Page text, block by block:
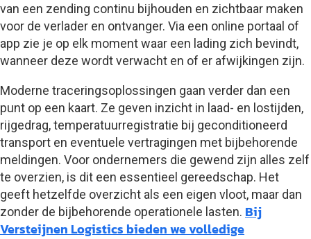
van een zending continu bijhouden en zichtbaar maken
voor de verlader en ontvanger. Via een online portaal of
app zie je op elk moment waar een lading zich bevindt,
wanneer deze wordt verwacht en of er afwijkingen zijn.
Moderne traceringsoplossingen gaan verder dan een
punt op een kaart. Ze geven inzicht in laad- en lostijden,
rijgedrag, temperatuurregistratie bij geconditioneerd
transport en eventuele vertragingen met bijbehorende
meldingen. Voor ondernemers die gewend zijn alles zelf
te overzien, is dit een essentieel gereedschap. Het
geeft hetzelfde overzicht als een eigen vloot, maar dan
zonder de bijbehorende operationele lasten. Bij
Versteijnen Logistics bieden we volledige